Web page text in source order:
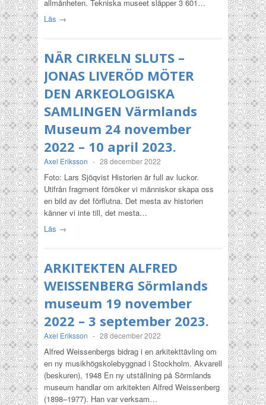
allmänheten. Tekniska museet släpper 3 601…
Läs →
NÄR CIRKELN SLUTS –
JONAS LIVERÖD MÖTER
DEN ARKEOLOGISKA
SAMLINGEN Värmlands
Museum 24 november
2022 – 10 april 2023.
Axel Eriksson - 28 december 2022
Foto: Lars Sjöqvist Historien är full av luckor.
Utifrån fragment försöker vi människor skapa oss
en bild av det förflutna. Det mesta av historien
känner vi inte till, det mesta…
Läs →
ARKITEKTEN ALFRED
WEISSENBERG Sörmlands
museum 19 november
2022 – 3 september 2023.
Axel Eriksson - 28 december 2022
Alfred Weissenbergs bidrag i en arkitekttävling om
en ny musikhögskolebyggnad i Stockholm. Akvarell
(beskuren), 1948 En ny utställning på Sörmlands
museum handlar om arkitekten Alfred Weissenberg
(1898–1977). Han var verksam…